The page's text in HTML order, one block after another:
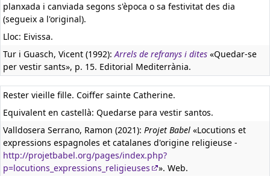
planxada i canviada segons s'època o sa festivitat des dia
(segueix a l'original).
Lloc: Eivissa.
Tur i Guasch, Vicent (1992):Arrels de refranys i dites «Quedar-se
per vestir sants», p. 15. Editorial Mediterrània.
Rester vieille fille. Coiffer sainte Catherine.
Equivalent en castellà: Quedarse para vestir santos.
Valldosera Serrano, Ramon (2021): Projet Babel «Locutions et
expressions espagnoles et catalanes d'origine religieuse -
http://projetbabel.org/pages/index.php?
p=locutions_expressions_religieuses
». Web.